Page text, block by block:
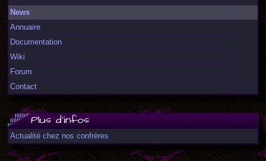
News
Annuaire
Documentation
Wiki
Forum
Contact
Plus d'infos
Actualité chez nos confrères